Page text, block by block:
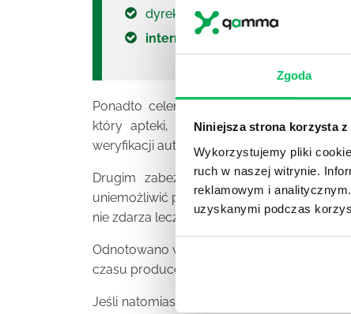
Zgoda
Niniejsza strona korzysta
Wykorzystujemy pliki
ruch w naszej witrynie.
reklamowym i
uzyskanymi podczas
dyrektywa fałszywkowa
internetowy system weryfikacji
Ponadto celem rozporządzenia jest
który apteki, hurtownie oraz inne
weryfikacji autentyczności produktów
Drugim zabezpieczeniem jest
uniemożliwić podmienianie nielegalnych
nie zdarza lecz tak nie jest.
Odnotowano wiele takich przypadków.
czasu producenci muszą się dostosować
Jeśli natomiast nie będą ich przestrzegać